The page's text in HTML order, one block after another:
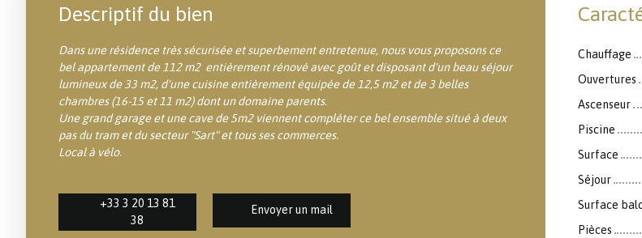
Descriptif du bien
Dans une résidence très sécurisée et superbement entretenue, nous vous proposons ce
bel appartement de 112 m2 entièrement rénové avec goût et disposant d'un beau séjour
lumineux de 33 m2, d'une cuisine entièrement équipée de 12,5 m2 et de 3 belles
chambres (16-15 et 11 m2) dont un domaine parents.
Une grand garage et une cave de 5m2 viennent compléter ce bel ensemble situé à deux
pas du tram et du secteur "Sart" et tous ses commerces.
Local à vélo.
+33 3 20 13 81
38
Envoyer un mail
Chauffage
Ouvertures
Ascenseur
Piscine
Surface
Séjour
Surface
Pièces